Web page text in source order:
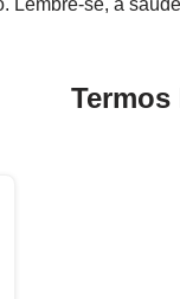
Lembre-se, a